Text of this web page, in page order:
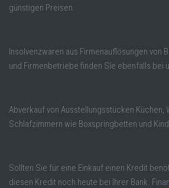
günstigen Preisen.
Insolvenzwaren aus Firmenauflösungen von
und Firmenbetriebe finden SIe ebenfalls bei
Abverkauf von Ausstellungsstücken Küchen,
Schlafzimmern wie Boxspringbetten und
Sollten Sie für eine Einkauf einen Kredit
diesen Kredit noch heute bei Ihrer Bank.